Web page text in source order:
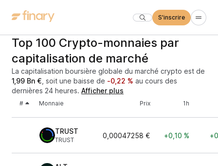
S'inscrire
Top 100 Crypto-monnaies par
capitalisation de marché
La capitalisation boursière globale du marché crypto est de
1,99 Bn € , soit une baisse de -0,22 % au cours des
dernières 24 heures. Afficher plus
# Monnaie Prix 1h
TRUST
TRUST
0,00047258 € +0,10 %